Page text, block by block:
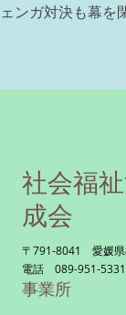
ェンガ対決も幕を
社会福
成会
〒791-8041 愛媛県
電話 089-951-
事業所